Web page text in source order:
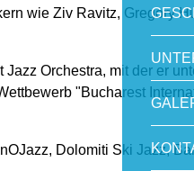
wie Ziv Ravitz, Gregory
Orchestra, mit der er
"Bucharest
Dolomiti Ski Jazz,